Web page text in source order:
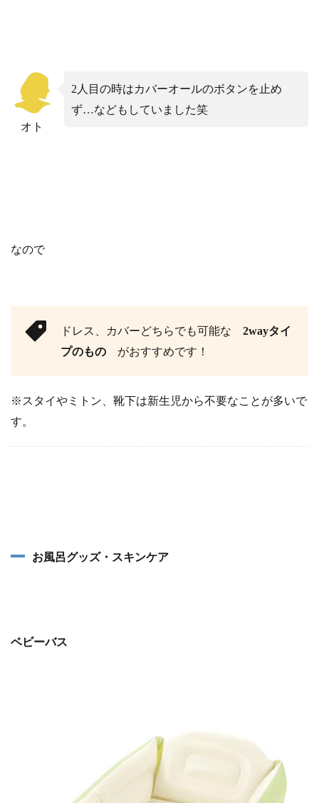
オト
2人目の時はカバーオールのボタンを止め
ず…などもしていました笑
なので
ドレス、カバーどちらでも可能な 2wayタイ
プのもの
がおすすめです！
※スタイやミトン、靴下は新生児から不要なことが多いで
す。
お風呂グッズ・スキンケア
ベビーバス